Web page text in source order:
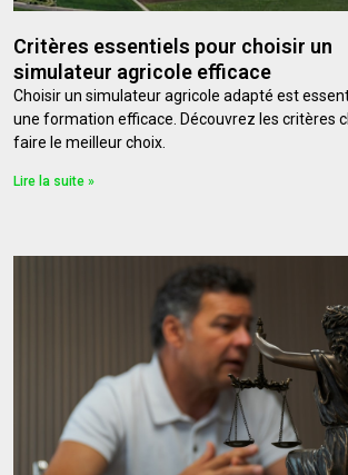
Critères essentiels pour choisir un
simulateur agricole efficace
Choisir un simulateur agricole adapté est
une formation efficace. Découvrez les critères
faire le meilleur choix.
Lire la suite »